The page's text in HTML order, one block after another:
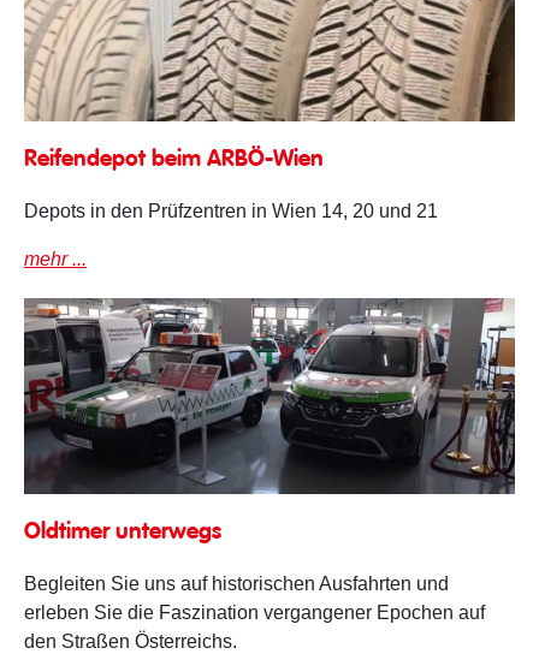
Reifendepot beim ARBÖ-Wien
Depots in den Prüfzentren in Wien 14, 20 und 21
mehr ...
Oldtimer
Oldtimer unterwegs
Begleiten Sie uns auf historischen Ausfahrten und
erleben Sie die Faszination vergangener Epochen auf
den Straßen Österreichs.